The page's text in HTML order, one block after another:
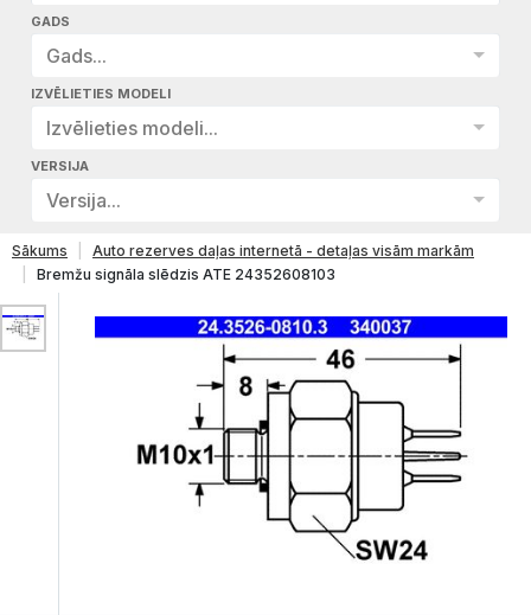
GADS
Gads...
IZVĒLIETIES MODELI
Izvēlieties modeli...
VERSIJA
Versija...
Sākums
Auto rezerves daļas internetā - detaļas visām markām
Bremžu signāla slēdzis ATE 24352608103